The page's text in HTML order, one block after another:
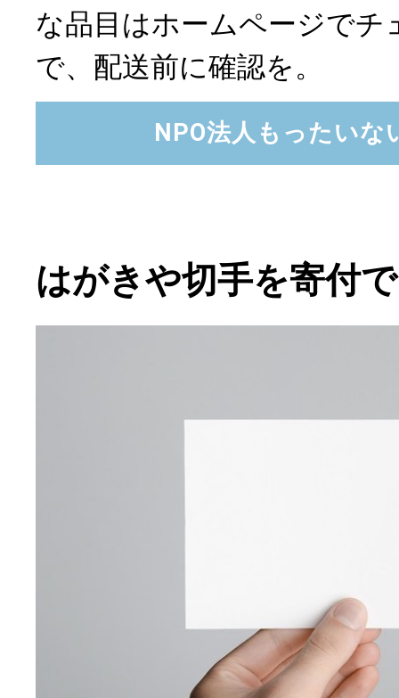
な品目はホームページでチ
で、配送前に確認を。
NPO法人もったいな
はがきや切手を寄付